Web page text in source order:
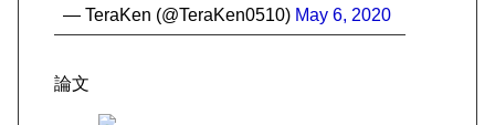
— TeraKen (@TeraKen0510) May 6, 2020
論文